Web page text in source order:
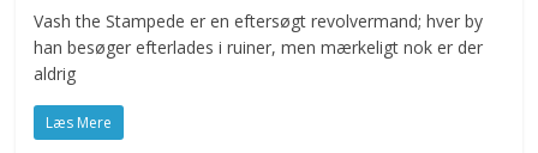
Vash the Stampede er en eftersøgt revolvermand; hver by
han besøger efterlades i ruiner, men mærkeligt nok er der
aldrig
Læs Mere